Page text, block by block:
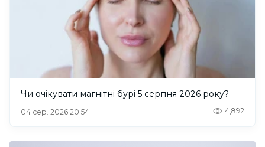
Чи очікувати магнітні бурі 5 серпня 2026 року?
04 сер. 2026 20:54 4,892